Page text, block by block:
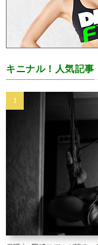
キニナル！人気記事